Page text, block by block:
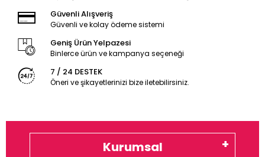
Güvenli Alışveriş
Güvenli ve kolay ödeme sistemi
Geniş Ürün Yelpazesi
Binlerce ürün ve kampanya seçeneği
7 / 24 DESTEK
Öneri ve şikayetlerinizi bize iletebilirsiniz.
Kurumsal